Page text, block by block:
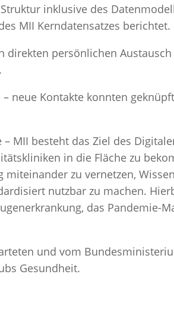
inklusive des
MII Kerndatensatzes berichtet.
persönlichen
neue Kontakte konnten
MII besteht das Ziel des
in die Fläche zu
zu vernetzen,
nutzbar zu machen.
das Pandemie-
und vom
Gesundheit.